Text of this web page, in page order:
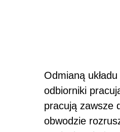
Odmianą
odbiorniki
pracują zawsze
obwodzie